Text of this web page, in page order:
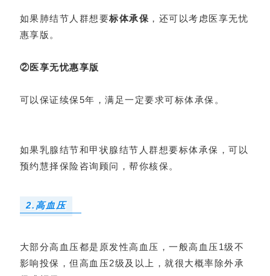
如果肺结节人群想要标体承保 ，还可以考虑 医享无忧
惠享版。
②医享无忧惠享版
可以保证续保5年，满足一定要求可标体承保。
如果乳腺结节和甲状腺结节人群想要标体承保，可以
预约慧择保险咨询顾问，帮你核保。
2.高血压
大部分高血压都是原发性高血压，一般高血压1级不
影响投保，但高血压2级及以上，就很大概率除外承